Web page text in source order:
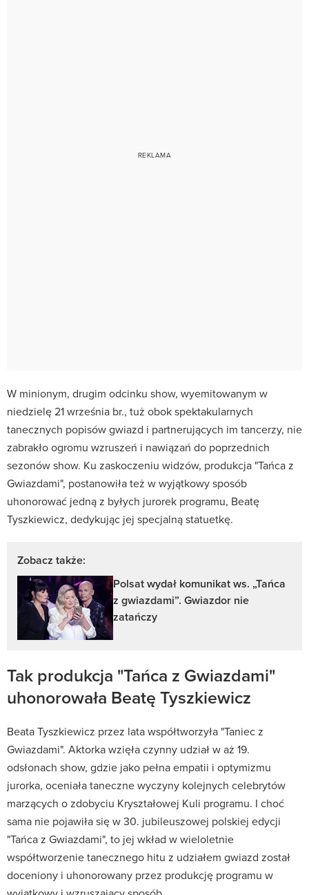
W minionym, drugim odcinku show, wyemitowanym w
niedzielę 21 września br., tuż obok spektakularnych
tanecznych popisów gwiazd i partnerujących im tancerzy, nie
zabrakło ogromu wzruszeń i nawiązań do poprzednich
sezonów show. Ku zaskoczeniu widzów, produkcja "Tańca z
Gwiazdami", postanowiła też w wyjątkowy sposób
uhonorować jedną z byłych jurorek programu, Beatę
Tyszkiewicz, dedykując jej specjalną statuetkę.
Zobacz także:
Polsat wydał komunikat ws. „Tańca
z gwiazdami”. Gwiazdor nie
zatańczy
Tak produkcja "Tańca z Gwiazdami"
uhonorowała Beatę Tyszkiewicz
Beata Tyszkiewicz przez lata współtworzyła "Taniec z
Gwiazdami". Aktorka wzięła czynny udział w aż 19.
odsłonach show, gdzie jako pełna empatii i optymizmu
jurorka, oceniała taneczne wyczyny kolejnych celebrytów
marzących o zdobyciu Kryształowej Kuli programu. I choć
sama nie pojawiła się w 30. jubileuszowej polskiej edycji
"Tańca z Gwiazdami", to jej wkład w wieloletnie
współtworzenie tanecznego hitu z udziałem gwiazd został
doceniony i uhonorowany przez produkcję programu w